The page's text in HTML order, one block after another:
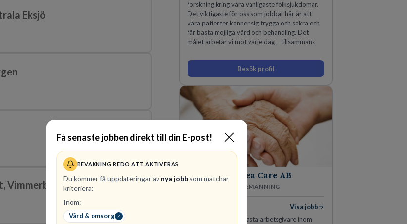
Få senaste jobben direkt till din E-post!
BEVAKNING REDO ATT AKTIVERAS
Du kommer få uppdateringar av nya jobbsom matchar
kriteriera:
Inom:
Vård & omsorg
Eksjö
Vimmerby
forskning kring våra vanligaste folksjukdomar.
Det viktigaste för oss som jobbar här är att
våra patienter känner sig trygga och säkra och
får bästa möjliga vård och behandling. Det
målet arbetar vi mot varje dag – tillsammans
Besök profil
Te Crea Care AB
VÅRDBEMANNING
Visa jobb
Välkommen till Din nästa arbetsgivare inom